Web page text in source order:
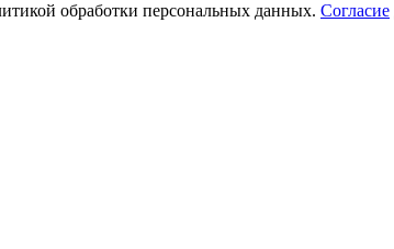
обработки персональных данных. Согласие